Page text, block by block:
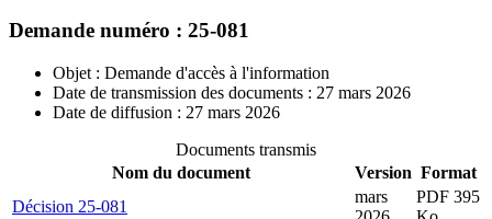
Demande numéro : 25-081
Objet : Demande d'accès à l'information
Date de transmission des documents : 27 mars 2026
Date de diffusion : 27 mars 2026
Documents transmis
Nom du document
Version Format
Décision 25-081
mars
PDF 395